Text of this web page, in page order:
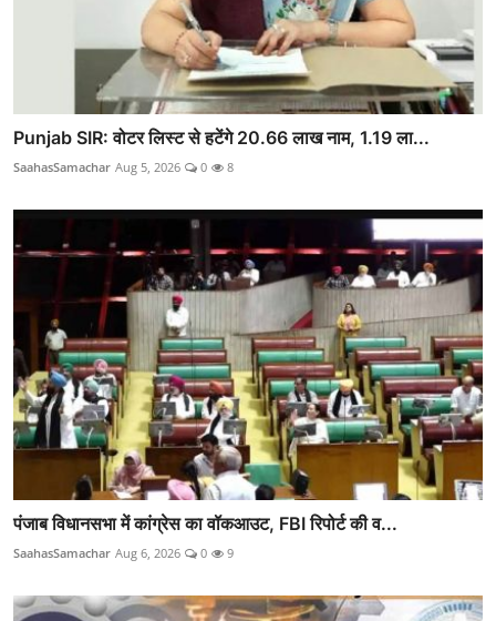
Punjab SIR: वोटर लिस्ट से हटेंगे 20.66 लाख नाम, 1.19 ला...
SaahasSamachar Aug 5, 2026 0 8
पंजाब विधानसभा में कांग्रेस का वॉकआउट, FBI रिपोर्ट की व...
SaahasSamachar Aug 6, 2026 0 9